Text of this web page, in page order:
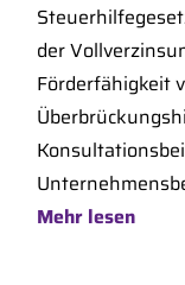
der
Förderfähigkeit
Mehr lesen